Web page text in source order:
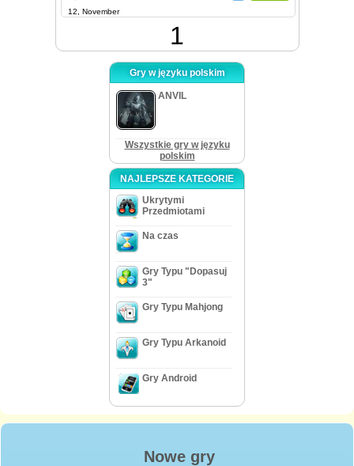
12, November
1
Gry w języku polskim
ANVIL
Wszystkie gry w języku
polskim
NAJLEPSZE KATEGORIE
Ukrytymi
Przedmiotami
Na czas
Gry Typu "Dopasuj
3"
Gry Typu Mahjong
Gry Typu Arkanoid
Gry Android
Nowe gry